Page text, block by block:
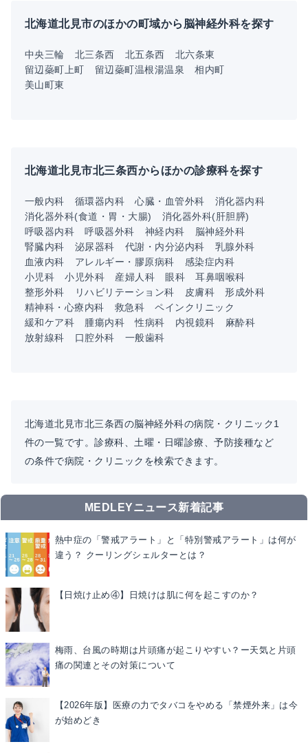
北海道北見市のほかの町域から脳神経外科を探す
中央三輪 北三条西 北五条西
北六条東
留辺蘂町上町
留辺蘂町温根湯温泉
相内町
美山町東
北海道北見市北三条西からほかの診療科を探す
一般内科 循環器内科 心臓・血管外科
消化器内科
消化器外科(食道・胃・大腸)
消化器外科(肝胆膵)
呼吸器内科
呼吸器外科 神経内科
脳神経外科
腎臓内科
泌尿器科 代謝・内分泌内科
乳腺外科
血液内科
アレルギー・膠原病科
感染症内科
小児科
小児外科 産婦人科 眼科
耳鼻咽喉科
整形外科
リハビリテーション科 皮膚科
形成外科
精神科・心療内科
救急科
ペインクリニック
緩和ケア科
腫瘍内科 性病科 内視鏡科
麻酔科
放射線科
口腔外科 一般歯科
北海道北見市北三条西の脳神経外科の病院・クリニック1
件の一覧です。診療科、土曜・日曜診療、予防接種など
の条件で病院・クリニックを検索できます。
MEDLEYニュース新着記事
熱中症の「警戒アラート」と「特別警戒アラート」は何が
違う？ クーリングシェルターとは？
【日焼け止め④】日焼けは肌に何を起こすのか？
梅雨、台風の時期は片頭痛が起こりやすい？ー天気と片頭
痛の関連とその対策について
【2026年版】医療の力でタバコをやめる「禁煙外来」は今
が始めどき